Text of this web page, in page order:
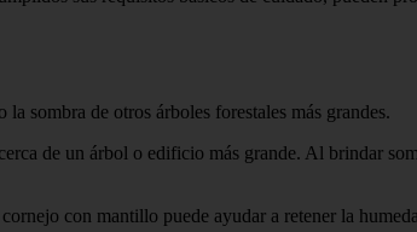
sombra de otros árboles forestales más grandes.
de un árbol o edificio más grande. Al brindar
con mantillo puede ayudar a retener la